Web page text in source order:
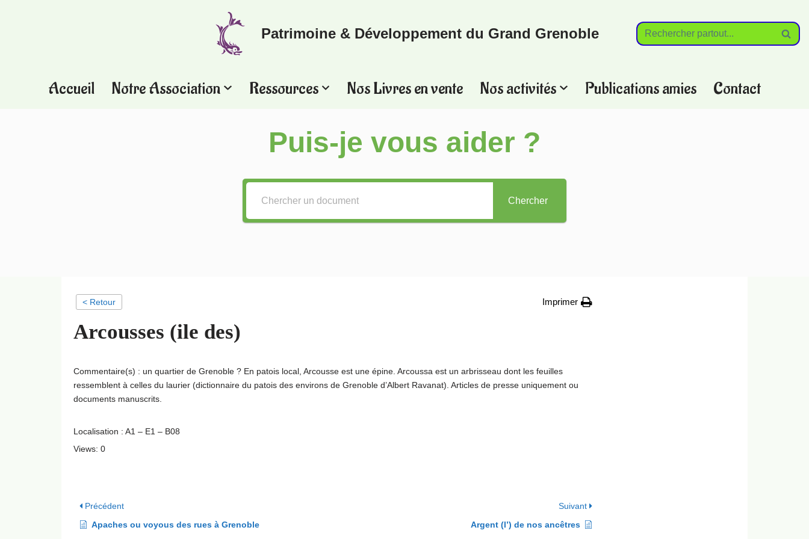
Patrimoine & Développement du Grand Grenoble
Accueil Notre Association Ressources Nos Livres en vente Nos activités Publications amies Contact
Puis-je vous aider ?
Chercher
< Retour Imprimer
Arcousses (ile des)
Commentaire(s) : un quartier de Grenoble ? En patois local, Arcousse est une épine. Arcoussa est un arbrisseau dont les feuilles
ressemblent à celles du laurier (dictionnaire du patois des environs de Grenoble d’Albert Ravanat). Articles de presse uniquement ou
documents manuscrits.
Localisation : A1 – E1 – B08
Views: 0
Précédent
Apaches ou voyous des rues à Grenoble
Suivant
Argent (l’) de nos ancêtres